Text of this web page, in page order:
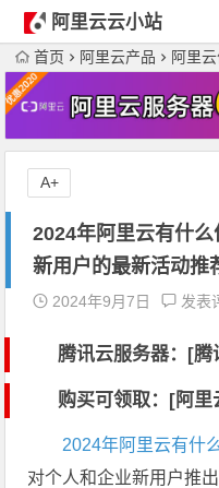
阿里云云小站
首页 阿里云产品 阿里
2024年阿里云有什
新用户的最新活动推
2024年9月7日 发表
腾讯云服务器：[腾
购买可领取：[阿里
2024年阿里云有什
对个人和企业新用户推
A+